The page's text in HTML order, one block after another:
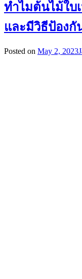
ทำไมต้นไม้ใบ
และมีวิธีป้องกั
Posted on May 2, 2023